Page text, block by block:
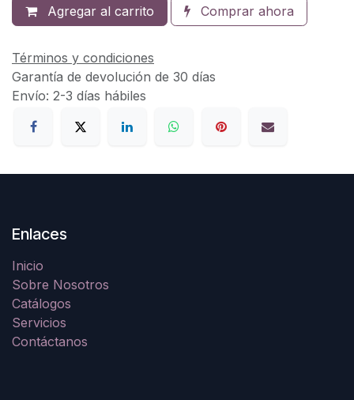
Agregar al carrito Comprar ahora
Términos y condiciones
Garantía de devolución de 30 días
Envío: 2-3 días hábiles
Enlaces
Inicio
Sobre Nosotros
Catálogos
Servicios
Contáctanos